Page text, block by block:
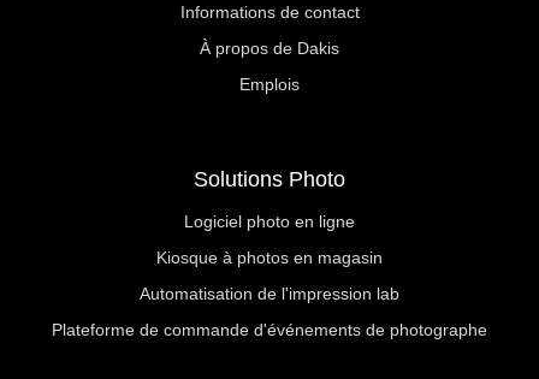
Informations de contact
À propos de Dakis
Emplois
Solutions Photo
Logiciel photo en ligne
Kiosque à photos en magasin
Automatisation de l'impression lab
Plateforme de commande d'événements de photographe